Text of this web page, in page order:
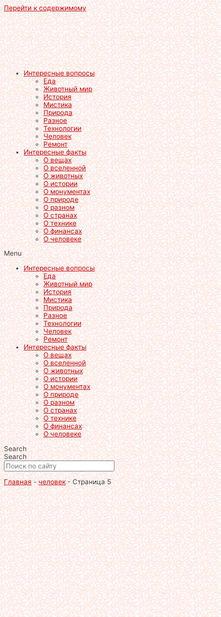
Перейти к содержимому
Интересные вопросы
Еда
Животный мир
История
Мистика
Природа
Разное
Технологии
Человек
Ремонт
Интересные факты
О вещах
О вселенной
О животных
О истории
О монументах
О природе
О разном
О странах
О технике
О финансах
О человеке
Menu
Интересные вопросы
Еда
Животный мир
История
Мистика
Природа
Разное
Технологии
Человек
Ремонт
Интересные факты
О вещах
О вселенной
О животных
О истории
О монументах
О природе
О разном
О странах
О технике
О финансах
О человеке
Search
Search
Главная-человек-Страница 5